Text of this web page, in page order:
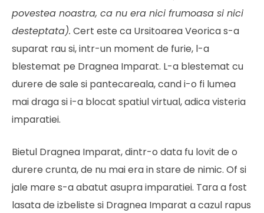
povestea noastra, ca nu era nici frumoasa si nici
desteptata). Cert este ca Ursitoarea Veorica s-a
suparat rau si, intr-un moment de furie, l-a
blestemat pe Dragnea Imparat. L-a blestemat cu
durere de sale si pantecareala, cand i-o fi lumea
mai draga si i-a blocat spatiul virtual, adica visteria
imparatiei.
Bietul Dragnea Imparat, dintr-o data fu lovit de o
durere crunta, de nu mai era in stare de nimic. Of si
jale mare s-a abatut asupra imparatiei. Tara a fost
lasata de izbeliste si Dragnea Imparat a cazul rapus